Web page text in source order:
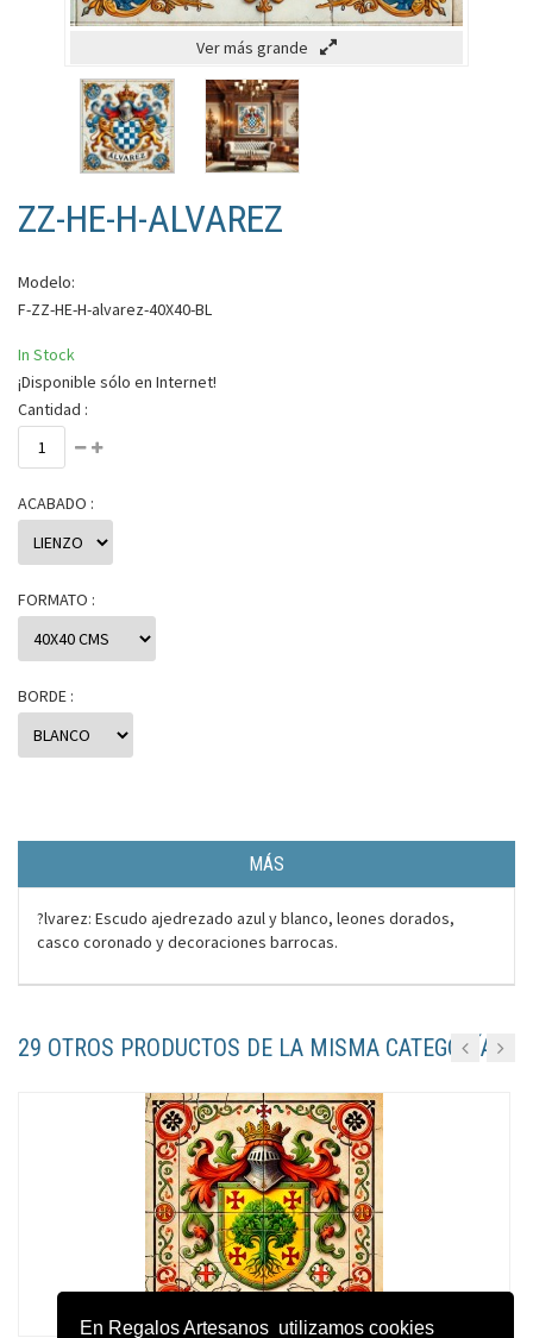
En Regalos Artesanos utilizamos cookies
Ver más grande
ZZ-HE-H-ALVAREZ
Modelo:
F-ZZ-HE-H-alvarez-40X40-BL
In Stock
¡Disponible sólo en Internet!
Cantidad :
ACABADO :
FORMATO :
BORDE :
MÁS
?lvarez: Escudo ajedrezado azul y blanco, leones dorados,
casco coronado y decoraciones barrocas.
29 OTROS PRODUCTOS DE LA MISMA CATEGORÍA: